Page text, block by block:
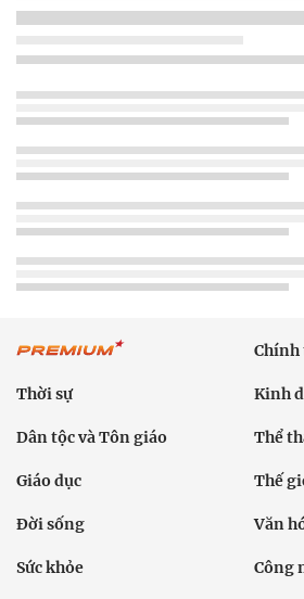
Thời sự Kinh
Dân tộc và Tôn giáo Thể
Giáo dục Thế
Đời sống Văn
Sức khỏe Công